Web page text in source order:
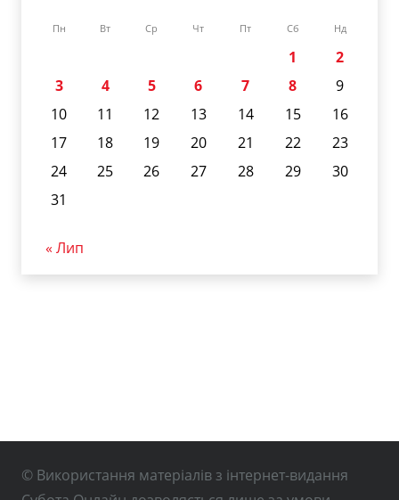
Пн Вт Ср Чт Пт Сб Нд
1
2
3
4 5 6 7 8
9
10
11 12 13 14 15
16
17
18 19 20 21 22
23
24
25 26 27 28 29
30
31
« Лип
© Використання матеріалів з інтернет-видання